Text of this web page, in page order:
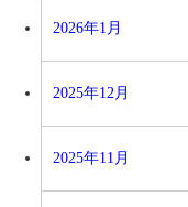
2026年1月
2025年12月
2025年11月